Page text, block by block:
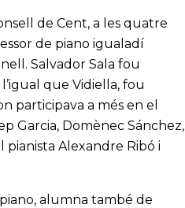
de Cent, a les quatre
de piano igualadí
Salvador Sala fou
que Vidiella, fou
participava a més en el
Garcia, Domènec Sánchez,
pianista Alexandre Ribó i
alumna també de